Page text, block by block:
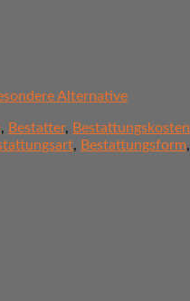
Alternative
, Bestatter, Bestattungskosten
, Bestattungsform,